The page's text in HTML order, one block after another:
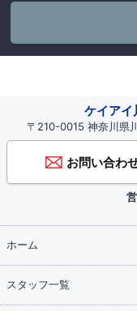
ケイアイ
〒210-0015 神奈川県
お問い合わ
ホーム
スタッフ一覧